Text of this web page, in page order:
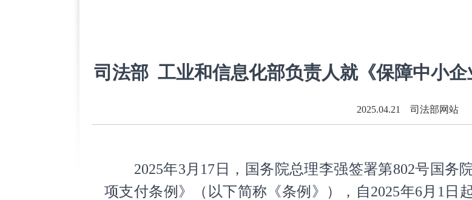
司法部 工业和信息化部负责人就《保障中小
2025.04.21 司法部网站
2025年3月17日，国务院总理李强签署第802号国务
项支付条例》（以下简称《条例》），自2025年6月1日